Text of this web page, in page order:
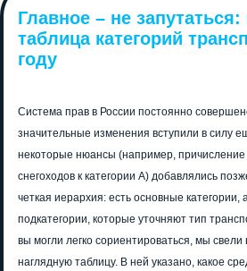
Главное – не запутаться:
таблица категорий
году
Система прав в России постоянно
значительные изменения вступили в силу
некоторые нюансы (например, причисление
снегоходов к категории A) добавлялись
четкая иерархия: есть основные категории,
подкатегории, которые уточняют тип
вы могли легко сориентироваться, мы
наглядную таблицу. В ней указано, какое